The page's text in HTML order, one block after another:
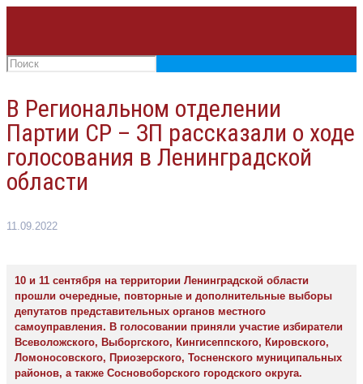
В Региональном отделении
Партии СР – ЗП рассказали о ходе
голосования в Ленинградской
области
11.09.2022
10 и 11 сентября на территории Ленинградской области
прошли очередные, повторные и дополнительные выборы
депутатов представительных органов местного
самоуправления. В голосовании приняли участие избиратели
Всеволожского, Выборгского, Кингисеппского, Кировского,
Ломоносовского, Приозерского, Тосненского муниципальных
районов, а также Сосновоборского городского округа.